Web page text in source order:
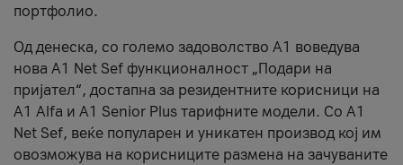
портфолио.
Од денеска, со големо задоволство А1 воведува
нова A1 Net Sef функционалност „Подари на
пријател“, достапна за резидентните корисници на
А1 Alfa и A1 Senior Plus тарифните модели. Со A1
Net Sef, веќе популарен и уникатен производ кој им
овозможува на корисниците размена на зачуваните